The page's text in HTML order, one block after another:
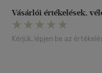
Vásárlói értékelések,
Kérjük, lépjen be az